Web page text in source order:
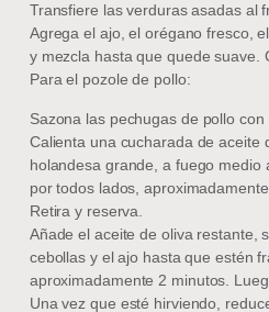
Transfiere las verduras asadas al
Agrega el ajo, el orégano fresco,
y mezcla hasta que quede suave.
Para el pozole de pollo:
Sazona las pechugas de pollo con
Calienta una cucharada de aceite
holandesa grande, a fuego medio
por todos lados,
Retira y reserva.
Añade el aceite de oliva restante,
cebollas y el ajo hasta que estén
aproximadamente 2 minutos.
Una vez que esté hirviendo,